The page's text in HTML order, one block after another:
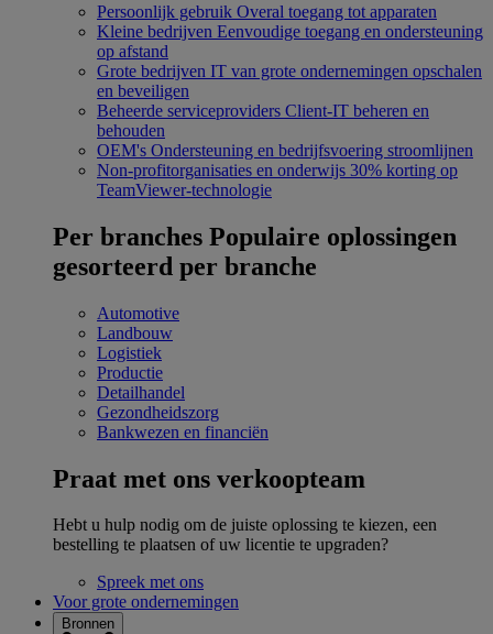
Persoonlijk gebruik Overal toegang tot apparaten
Kleine bedrijven Eenvoudige toegang en ondersteuning
op afstand
Grote bedrijven IT van grote ondernemingen opschalen
en beveiligen
Beheerde serviceproviders Client-IT beheren en
behouden
OEM's Ondersteuning en bedrijfsvoering stroomlijnen
Non-profitorganisaties en onderwijs 30% korting op
TeamViewer-technologie
Per branches Populaire oplossingen
gesorteerd per branche
Automotive
Landbouw
Logistiek
Productie
Detailhandel
Gezondheidszorg
Bankwezen en financiën
Praat met ons verkoopteam
Hebt u hulp nodig om de juiste oplossing te kiezen, een
bestelling te plaatsen of uw licentie te upgraden?
Spreek met ons
Voor grote ondernemingen
Bronnen